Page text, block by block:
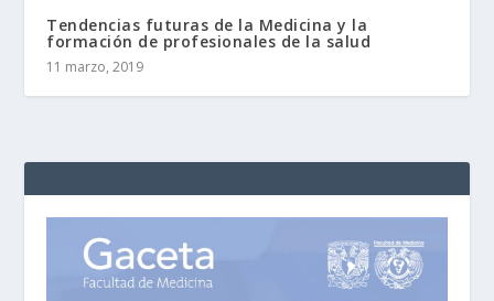
Tendencias futuras de la Medicina y la
formación de profesionales de la salud
11 marzo, 2019